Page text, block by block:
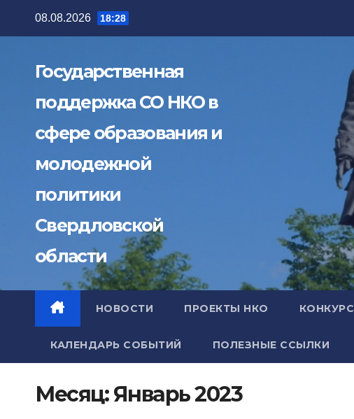
08.08.2026 18:28
Государственная
поддержка СО НКО в
сфере образования и
молодежной
политики
Свердловской
области
НОВОСТИ ПРОЕКТЫ НКО КОНКУРС
КАЛЕНДАРЬ СОБЫТИЙ ПОЛЕЗНЫЕ ССЫЛКИ
Месяц:Январь 2023